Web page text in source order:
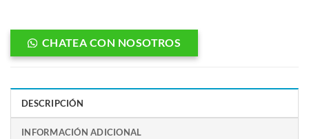
CHATEA CON NOSOTROS
DESCRIPCIÓN
INFORMACIÓN ADICIONAL